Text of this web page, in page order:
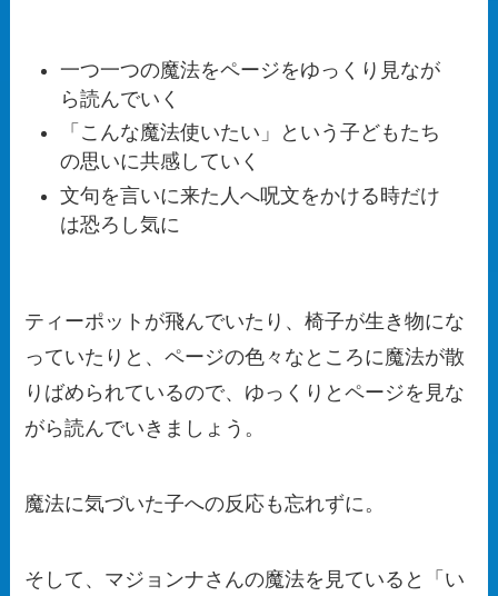
一つ一つの魔法をページをゆっくり見なが
ら読んでいく
「こんな魔法使いたい」という子どもたち
の思いに共感していく
文句を言いに来た人へ呪文をかける時だけ
は恐ろし気に
ティーポットが飛んでいたり、椅子が生き物にな
っていたりと、ページの色々なところに魔法が散
りばめられているので、ゆっくりとページを見な
がら読んでいきましょう。
魔法に気づいた子への反応も忘れずに。
そして、マジョンナさんの魔法を見ていると「い